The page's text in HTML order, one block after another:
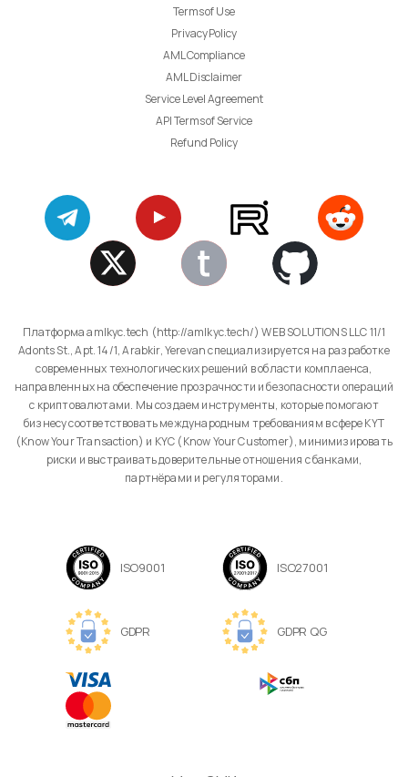
Terms of Use
Privacy Policy
AML Compliance
AML Disclaimer
Service Level Agreement
API Terms of Service
Refund Policy
Платформа amlkyc.tech (http://amlkyc.tech/) WEB SOLUTIONS LLC 11/1
Adonts St., Apt. 14/1, Arabkir, Yerevan специализируется на разработке
современных технологических решений в области комплаенса,
направленных на обеспечение прозрачности и безопасности операций
с криптовалютами. Мы создаем инструменты, которые помогают
бизнесу соответствовать международным требованиям в сфере KYT
(Know Your Transaction) и KYC (Know Your Customer), минимизировать
риски и выстраивать доверительные отношения с банками,
партнёрами и регуляторами.
ISO9001 ISO27001
GDPR GDPR QG